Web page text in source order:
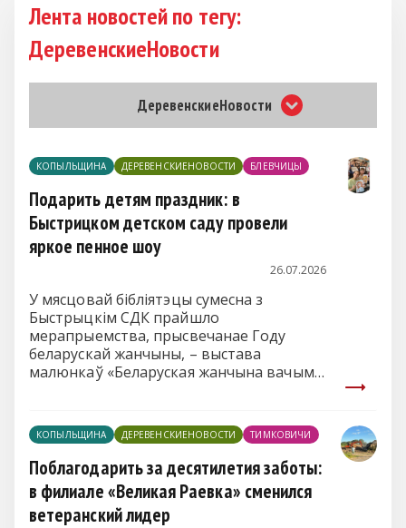
Лента новостей по тегу:
ДеревенскиеНовости
ДеревенскиеНовости
КОПЫЛЬЩИНА ДЕРЕВЕНСКИЕНОВОСТИ БЛЕВЧИЦЫ
Подарить детям праздник: в
Быстрицком детском саду провели
яркое пенное шоу
26.07.2026
У мясцовай бібліятэцы сумесна з
Быстрыцкім СДК прайшло
мерапрыемства, прысвечанае Году
беларускай жанчыны, – выстава
малюнкаў «Беларуская жанчына вачыма
бачанне праз вобразы мам, бабуль і тых
жанчын, якія з’яўляюцца для іх
прыкладам для пераймання.
КОПЫЛЬЩИНА ДЕРЕВЕНСКИЕНОВОСТИ ТИМКОВИЧИ
Поблагодарить за десятилетия заботы:
в филиале «Великая Раевка» сменился
ветеранский лидер